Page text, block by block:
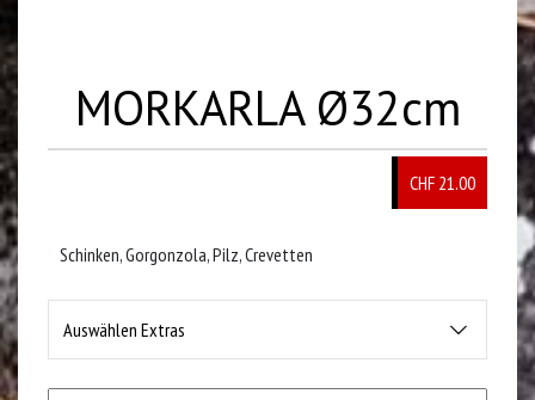
MORKARLA Ø32cm
CHF 21.00
Schinken, Gorgonzola, Pilz, Crevetten
Auswählen Extras